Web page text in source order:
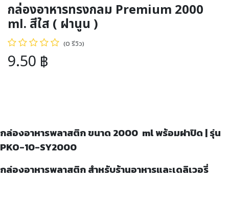
กล่องอาหารทรงกลม Premium 2000
ml. สีใส ( ฝานูน )
(0 รีวิว)
9.50 ฿
กล่องอาหารพลาสติก ขนาด 2000 ml พร้อมฝาปิด | รุ่น
PKO-10-SY2000
กล่องอาหารพลาสติก สำหรับร้านอาหารและเดลิเวอรี่